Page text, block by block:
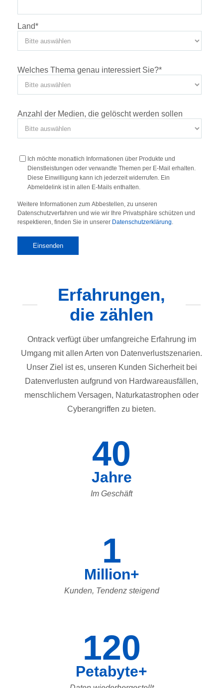
Land*
Welches Thema genau interessiert Sie?*
Anzahl der Medien, die gelöscht werden sollen
Ich möchte monatlich Informationen über Produkte und
Dienstleistungen oder verwandte Themen per E-Mail erhalten.
Diese Einwilligung kann ich jederzeit widerrufen. Ein
Abmeldelink ist in allen E-Mails enthalten.
Weitere Informationen zum Abbestellen, zu unseren
Datenschutzverfahren und wie wir Ihre Privatsphäre schützen und
respektieren, finden Sie in unserer Datenschutzerklärung.
Erfahrungen,
die zählen
Ontrack verfügt über umfangreiche Erfahrung im
Umgang mit allen Arten von Datenverlustszenarien.
Unser Ziel ist es, unseren Kunden Sicherheit bei
Datenverlusten aufgrund von Hardwareausfällen,
menschlichem Versagen, Naturkatastrophen oder
Cyberangriffen zu bieten.
40
Jahre
Im Geschäft
1
Million+
Kunden, Tendenz steigend
120
Petabyte+